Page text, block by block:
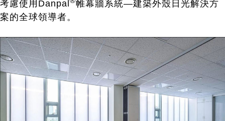
考慮使用Danpal
帷幕牆系統—建築外殼日光解決方
案的全球領導者。